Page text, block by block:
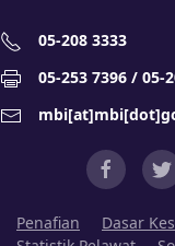
05-208 3333
05-253 7396 / 05-
Penafian Dasar